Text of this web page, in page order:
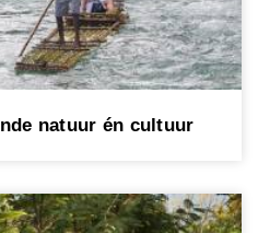
natuur én cultuur